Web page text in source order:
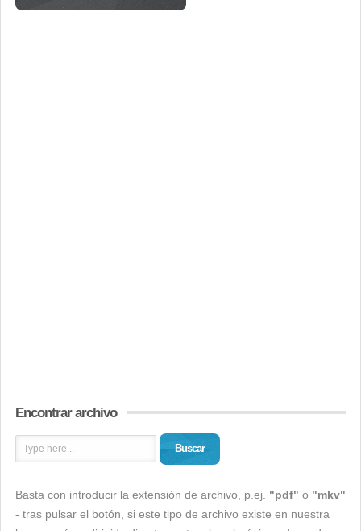
Encontrar archivo
Buscar
Basta con introducir la extensión de archivo, p.ej. "pdf" o "mkv"
- tras pulsar el botón, si este tipo de archivo existe en nuestra